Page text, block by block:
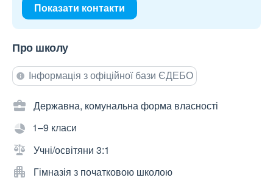
Показати контакти
Про школу
Інформація з офіційної бази ЄДЕБО
Державна, комунальна форма власності
1–9 класи
Учні/освітяни 3:1
Гімназія з початковою школою